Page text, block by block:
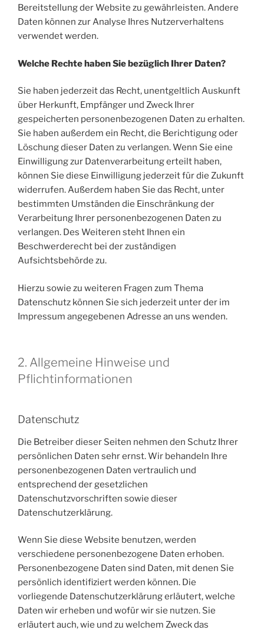
Bereitstellung der Website zu gewährleisten. Andere
Daten können zur Analyse Ihres Nutzerverhaltens
verwendet werden.
Welche Rechte haben Sie bezüglich Ihrer Daten?
Sie haben jederzeit das Recht, unentgeltlich Auskunft
über Herkunft, Empfänger und Zweck Ihrer
gespeicherten personenbezogenen Daten zu erhalten.
Sie haben außerdem ein Recht, die Berichtigung oder
Löschung dieser Daten zu verlangen. Wenn Sie eine
Einwilligung zur Datenverarbeitung erteilt haben,
können Sie diese Einwilligung jederzeit für die Zukunft
widerrufen. Außerdem haben Sie das Recht, unter
bestimmten Umständen die Einschränkung der
Verarbeitung Ihrer personenbezogenen Daten zu
verlangen. Des Weiteren steht Ihnen ein
Beschwerderecht bei der zuständigen
Aufsichtsbehörde zu.
Hierzu sowie zu weiteren Fragen zum Thema
Datenschutz können Sie sich jederzeit unter der im
Impressum angegebenen Adresse an uns wenden.
2. Allgemeine Hinweise und
Pflichtinformationen
Datenschutz
Die Betreiber dieser Seiten nehmen den Schutz Ihrer
persönlichen Daten sehr ernst. Wir behandeln Ihre
personenbezogenen Daten vertraulich und
entsprechend der gesetzlichen
Datenschutzvorschriften sowie dieser
Datenschutzerklärung.
Wenn Sie diese Website benutzen, werden
verschiedene personenbezogene Daten erhoben.
Personenbezogene Daten sind Daten, mit denen Sie
persönlich identifiziert werden können. Die
vorliegende Datenschutzerklärung erläutert, welche
Daten wir erheben und wofür wir sie nutzen. Sie
erläutert auch, wie und zu welchem Zweck das